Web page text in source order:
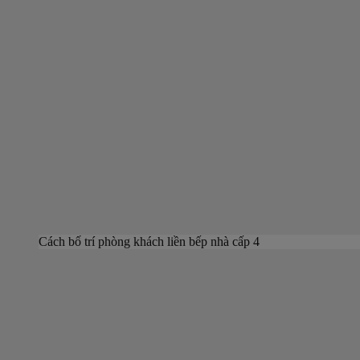
Cách bố trí phòng khách liền bếp nhà cấp 4